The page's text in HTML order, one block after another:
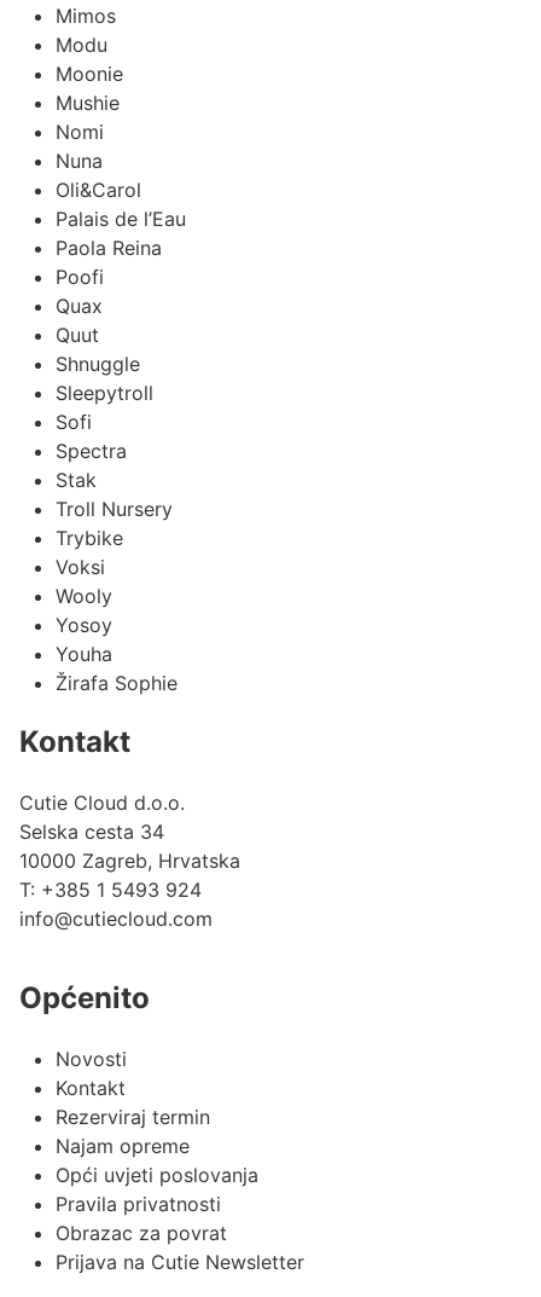
Mimos
Modu
Moonie
Mushie
Nomi
Nuna
Oli&Carol
Palais de l’Eau
Paola Reina
Poofi
Quax
Quut
Shnuggle
Sleepytroll
Sofi
Spectra
Stak
Troll Nursery
Trybike
Voksi
Wooly
Yosoy
Youha
Žirafa Sophie
Kontakt
Cutie Cloud d.o.o.
Selska cesta 34
10000 Zagreb, Hrvatska
T: +385 1 5493 924
info@cutiecloud.com
Općenito
Novosti
Kontakt
Rezerviraj termin
Najam opreme
Opći uvjeti poslovanja
Pravila privatnosti
Obrazac za povrat
Prijava na Cutie Newsletter